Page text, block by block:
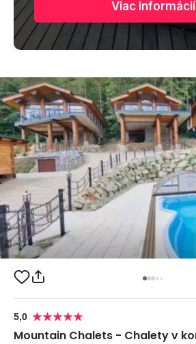
Viac informácií
5,0
Mountain Chalets - Chalety v